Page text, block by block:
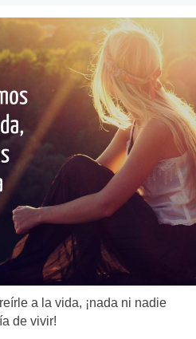
a la vida, ¡nada ni nadie
de vivir!